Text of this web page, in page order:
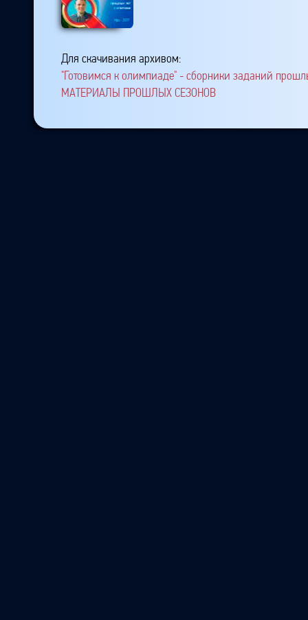
Для скачивания архивом:
"Готовимся к олимпиаде" - сборники заданий
МАТЕРИАЛЫ ПРОШЛЫХ СЕЗОНОВ